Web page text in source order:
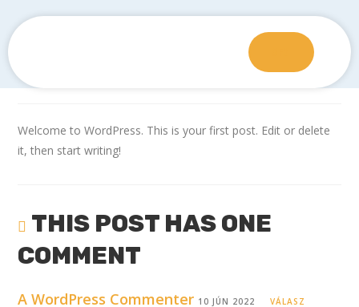
Welcome to WordPress. This is your first post. Edit or delete
it, then start writing!
THIS POST HAS ONE
COMMENT
A WordPress Commenter 10 JÚN 2022 VÁLASZ